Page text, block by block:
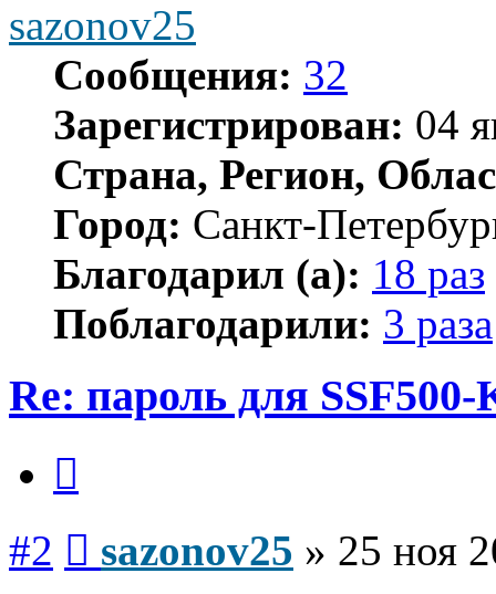
sazonov25
Сообщения: 32
Зарегистрирован: 04
Страна, Регион,
Город: Санкт-
Благодарил (а): 18 раз
Поблагодарили: 3 раза
Re: пароль для SSF500-
#2 sazonov25 » 25 ноя